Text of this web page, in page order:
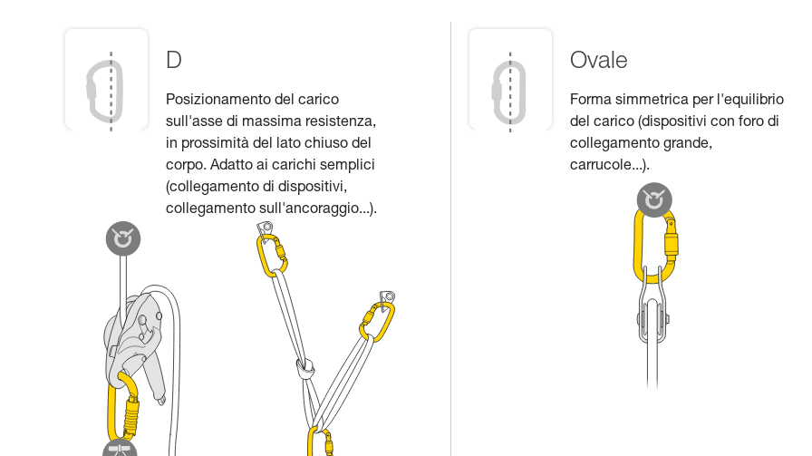
D
Posizionamento del carico
sull'asse di massima resistenza,
in prossimità del lato chiuso del
corpo. Adatto ai carichi semplici
(collegamento di dispositivi,
collegamento sull'ancoraggio...).
Ovale
Forma simmetrica per l'equilibrio
del carico (dispositivi con foro di
collegamento grande,
carrucole...).